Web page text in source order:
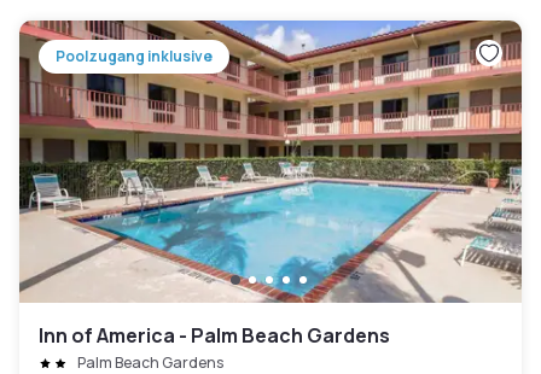
Poolzugang inklusive
Inn of America - Palm Beach Gardens
Palm Beach Gardens